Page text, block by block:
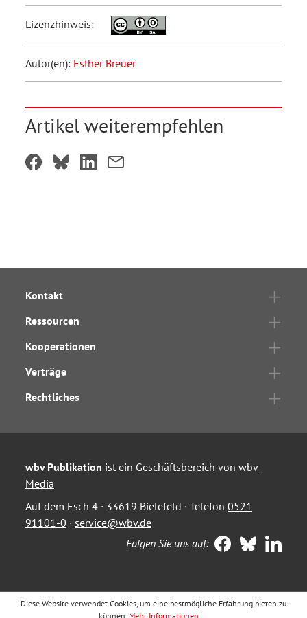
Lizenzhinweis:
Autor(en): Esther Breuer
Artikel weiterempfehlen
Kontakt
Ressourcen
Kooperationen
Verträge
Rechtliches
wbv Publikation ist ein Geschäftsbereich von wbv
Media
Auf dem Esch 4 · 33619 Bielefeld · Telefon 0521
91101-0 · service@wbv.de
Folgen Sie uns auf:
Diese Website verwendet Cookies, um eine bestmögliche Erfahrung bieten zu
können. Mehr Informationen ...